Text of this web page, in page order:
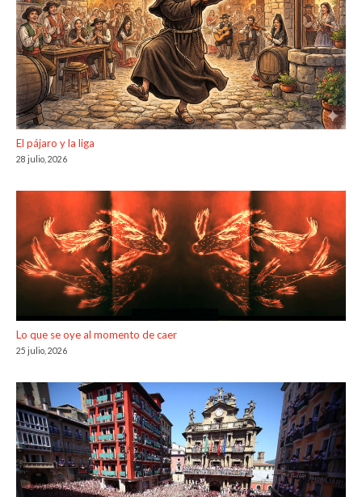
El pájaro y la liga
28 julio, 2026
Lo que se oye al momento de caer
25 julio, 2026